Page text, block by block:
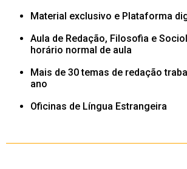
Material exclusivo e Plataforma
Aula de Redação, Filosofia e
horário normal de aula
Mais de 30 temas de redação
ano
Oficinas de Língua Estrangeira